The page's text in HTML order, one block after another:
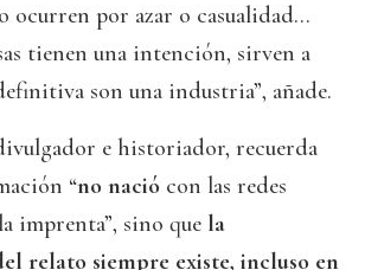
ocurren por azar o casualidad...
tienen una intención, sirven a
son una industria”, añade.
e historiador, recuerda
“no nació con las redes
imprenta”, sino que la
relato siempre existe, incluso en